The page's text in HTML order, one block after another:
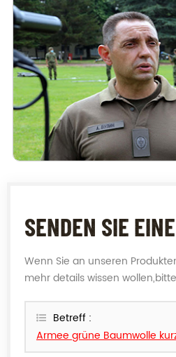
SENDEN SIE
Wenn Sie an unseren
mehr details wissen
können.Betreff :
Armee grüne Baumwolle